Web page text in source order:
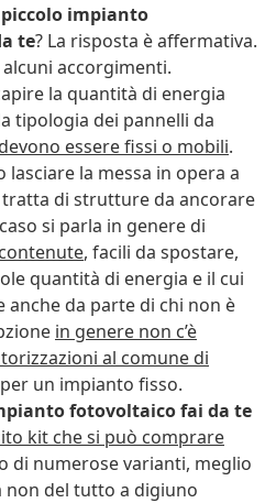
piccolo impianto
te? La risposta è affermativa.
accorgimenti.
la quantità di energia
tipologia dei pannelli da
essere fissi o mobili.
lasciare la messa in opera a
di strutture da ancorare
si parla in genere di
, facili da spostare,
quantità di energia e il cui
da parte di chi non è
in genere non c’è
al comune di
un impianto fisso.
fotovoltaico fai da te
kit che si può comprare
di numerose varianti, meglio
non del tutto a digiuno